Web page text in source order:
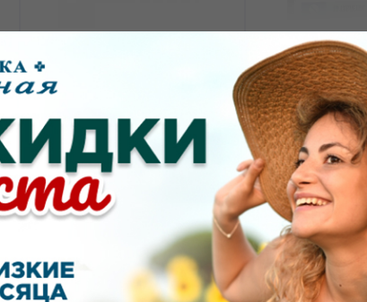
от588.00
Албендазол-Алиум таблетки
покрытые плёночной
оболочкой 400мг №3
от294.88₽
Орнидазол
покрытые
оболочкой